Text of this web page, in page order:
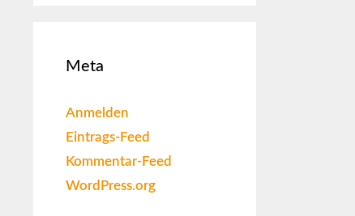
Meta
Anmelden
Eintrags-Feed
Kommentar-Feed
WordPress.org